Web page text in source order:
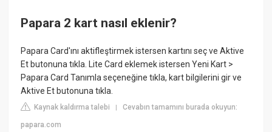
Papara 2 kart nasıl eklenir?
Papara Card'ını aktifleştirmek istersen kartını seç ve Aktive
Et butonuna tıkla. Lite Card eklemek istersen Yeni Kart >
Papara Card Tanımla seçeneğine tıkla, kart bilgilerini gir ve
Aktive Et butonuna tıkla.
Kaynak kaldırma talebi |Cevabın tamamını burada okuyun:
papara.com